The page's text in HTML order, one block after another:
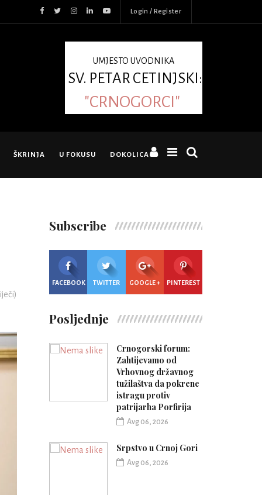
Login / Register
UMJESTO UVODNIKA
SV. PETAR CETINJSKI:
"CRNOGORCI"
ŠKRINJA U FOKUSU DOKOLICA
Subscribe
FACEBOOK TWITTER GOOGLE + PINTEREST
Posljednje
Crnogorski forum:
Zahtijevamo od
Vrhovnog državnog
tužilaštva da pokrene
istragu protiv
patrijarha Porfirija
Avg 06, 2026
Srpstvo u Crnoj Gori
Avg 06, 2026